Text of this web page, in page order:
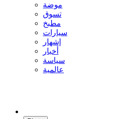
موضة
تسوق
مطبخ
سيارات
إشهار
أخبار
سياسة
عالمية